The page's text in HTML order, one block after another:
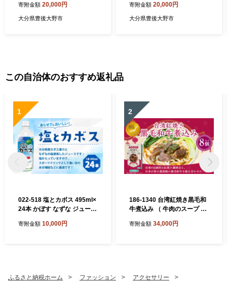
順次発送】
寄附金額 20,000円
大分県豊後大野市
順次発送】
寄附金額 20,000円
大分県豊後大野市
この自治体のおすすめ返礼品
1
022-518 塩とカボス 495ml×
24本 かぼす なずな ジュース
寄附金額 10,000円
2
186-1340 台湾紅焼き黒毛和
牛煮込み （ 牛肉のスープ ）
ク にく 牛肉 牛 黒毛和牛 和
寄附金額 34,000円
ふるさと納税ホーム ファッション
アクセサリー